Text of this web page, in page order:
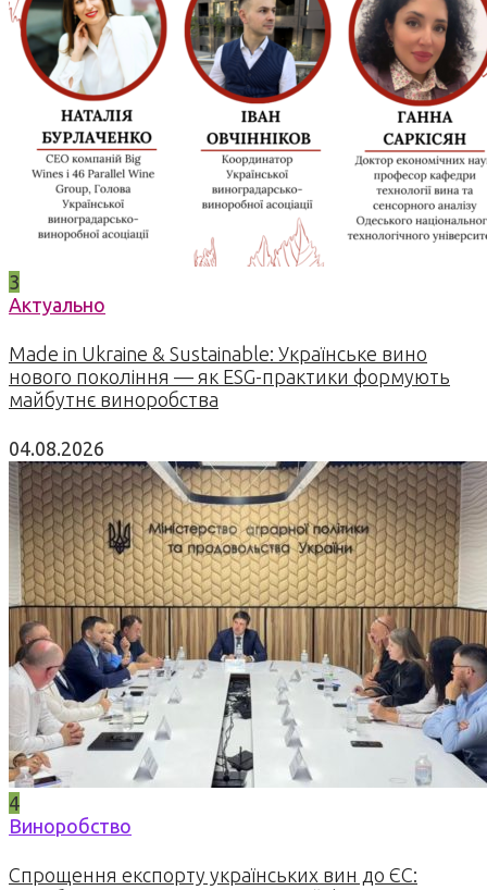
3
Актуально
Made in Ukraine & Sustainable: Українське вино
нового покоління — як ESG-практики формують
майбутнє виноробства
04.08.2026
4
Виноробство
Спрощення експорту українських вин до ЄС: